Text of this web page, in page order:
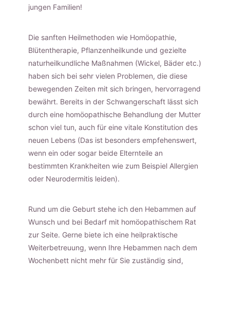
jungen Familien!
Die sanften Heilmethoden wie Homöopathie,
Blütentherapie, Pflanzenheilkunde und gezielte
naturheilkundliche Maßnahmen (Wickel, Bäder etc.)
haben sich bei sehr vielen Problemen, die diese
bewegenden Zeiten mit sich bringen, hervorragend
bewährt. Bereits in der Schwangerschaft lässt sich
durch eine homöopathische Behandlung der Mutter
schon viel tun, auch für eine vitale Konstitution des
neuen Lebens (Das ist besonders empfehenswert,
wenn ein oder sogar beide Elternteile an
bestimmten Krankheiten wie zum Beispiel Allergien
oder Neurodermitis leiden).
Rund um die Geburt stehe ich den Hebammen auf
Wunsch und bei Bedarf mit homöopathischem Rat
zur Seite. Gerne biete ich eine heilpraktische
Weiterbetreuung, wenn Ihre Hebammen nach dem
Wochenbett nicht mehr für Sie zuständig sind,